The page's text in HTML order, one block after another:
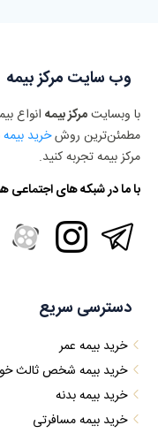
وب سایت مرکز بیمه
با وبسایتمرکز بیمه انواع
مطمئن‌ترین روشخرید بیمه
مرکز بیمه تجربه کنید.
با ما در شبکه های اجتماعی
دسترسی سریع
خرید بیمه عمر
خرید بیمه شخص ثالث
خرید بیمه بدنه
خرید بیمه مسافرتی